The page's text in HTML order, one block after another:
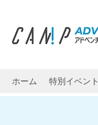
ホーム 特別イベント